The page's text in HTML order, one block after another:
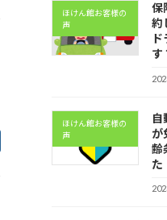
ほけん館お客様の
声
保
約
す
ほけん館お客様の
声
が
齢
た